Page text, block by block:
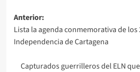
Navegación
de
entradas
Anterior:
Lista la agenda conmemorativa de los
Independencia de Cartagena
Capturados guerrilleros del ELN